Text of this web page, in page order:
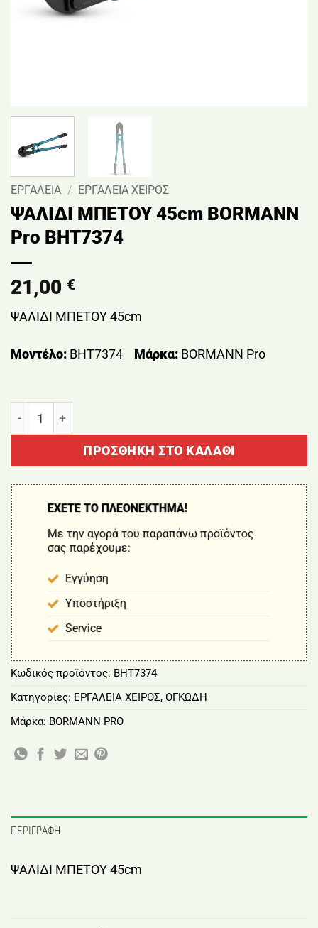
ΕΡΓΑΛΕΙΑ / ΕΡΓΑΛΕΙΑ ΧΕΙΡΟΣ
ΨΑΛΙΔΙ ΜΠΕΤΟΥ 45cm BORMANN
Pro BHT7374
21,00 €
ΨΑΛΙΔΙ ΜΠΕΤΟΥ 45cm
Μοντέλο: BHT7374 Μάρκα: BORMANN Pro
ΠΡΟΣΘΉΚΗ ΣΤΟ ΚΑΛΆΘΙ
ΕΧΕΤΕ ΤΟ ΠΛΕΟΝΕΚΤΗΜΑ!
Με την αγορά του παραπάνω προϊόντος
σας παρέχουμε:
Εγγύηση
Υποστήριξη
Service
Κωδικός προϊόντος: BHT7374
Κατηγορίες: ΕΡΓΑΛΕΙΑ ΧΕΙΡΟΣ, ΟΓΚΩΔΗ
Μάρκα: BORMANN PRO
ΠΕΡΙΓΡΑΦΉ
ΨΑΛΙΔΙ ΜΠΕΤΟΥ 45cm